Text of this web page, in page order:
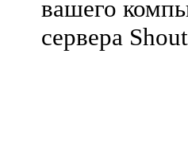
вашего
сервера